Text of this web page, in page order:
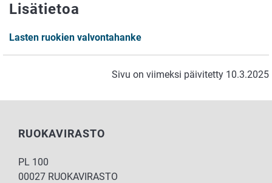
Lisätietoa
Lasten ruokien valvontahanke
Sivu on viimeksi päivitetty 10.3.2025
RUOKAVIRASTO
PL 100
00027 RUOKAVIRASTO